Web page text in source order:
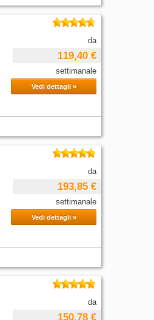
da
119,40 €
settimanale
Vedi dettagli »
da
193,85 €
settimanale
Vedi dettagli »
da
150,78 €